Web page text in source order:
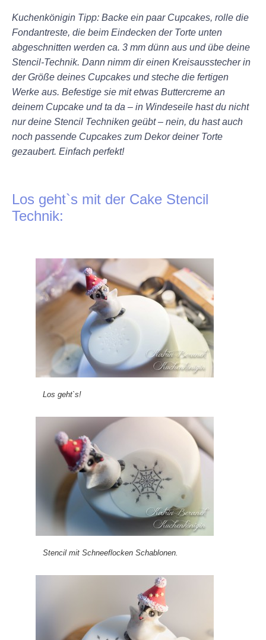
Kuchenkönigin Tipp: Backe ein paar Cupcakes, rolle die
Fondantreste, die beim Eindecken der Torte unten
abgeschnitten werden ca. 3 mm dünn aus und übe deine
Stencil-Technik. Dann nimm dir einen Kreisausstecher in
der Größe deines Cupcakes und steche die fertigen
Werke aus. Befestige sie mit etwas Buttercreme an
deinem Cupcake und ta da – in Windeseile hast du nicht
nur deine Stencil Techniken geübt – nein, du hast auch
noch passende Cupcakes zum Dekor deiner Torte
gezaubert. Einfach perfekt!
Los geht`s mit der Cake Stencil
Technik:
Los geht`s!
Stencil mit Schneeflocken Schablonen.